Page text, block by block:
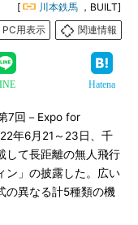
[ 川本鉄馬 ，BUILT]
PC用表示
関連情報
Hatena
7回－Expo for
年6月21～23日、千
して長距離の無人飛行
ン」の披露した。広い
の異なる計5種類の機